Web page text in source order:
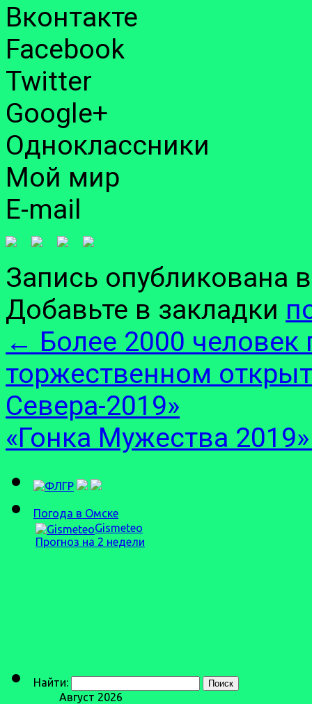
Вконтакте
Facebook
Twitter
Google+
Одноклассники
Мой мир
E-mail
Запись опубликована
Добавьте в закладки
← Более 2000 человек
торжественном
Севера-2019»
«Гонка Мужества
Погода в Омске
Gismeteo
Прогноз на 2 недели
Найти:
Август 2026